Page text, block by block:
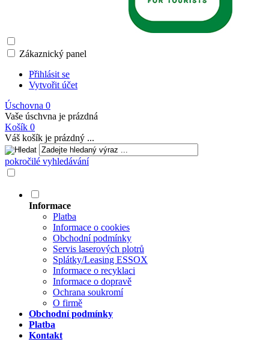
Zákaznický panel
Přihlásit se
Vytvořit účet
Úschovna 0
Vaše úschvna je prázdná
Košík 0
Váš košík je prázdný ...
pokročilé vyhledávání
Informace
Platba
Informace o cookies
Obchodní podmínky
Servis laserových plotrů
Splátky/Leasing ESSOX
Informace o recyklaci
Informace o dopravě
Ochrana soukromí
O firmě
Obchodní podmínky
Platba
Kontakt